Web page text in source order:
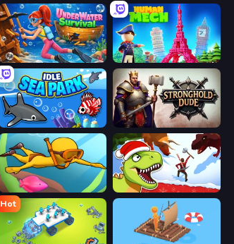
Underwater Survival Human Mech
Idle Sea Park Stronghold Dude
My Crystal Underwater Dino Survival: 3D Simulator
Hot